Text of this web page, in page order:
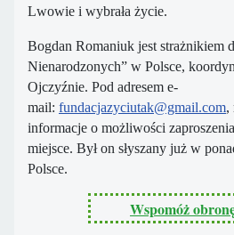
Lwowie i wybrała życie.
Bogdan Romaniuk jest strażnikiem
Nienarodzonych” w Polsce,
Ojczyźnie. Pod adresem e-
mail: fundacjazyciutak@gmail.com,
informacje o możliwości
miejsce. Był on słyszany już w
Polsce.
Wspomóż